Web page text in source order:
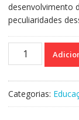
desenvolvimento
peculiaridades
Surdez
do
Categorias: